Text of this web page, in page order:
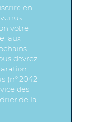
en
votre
aux
devrez
(n° 2042
des
de la